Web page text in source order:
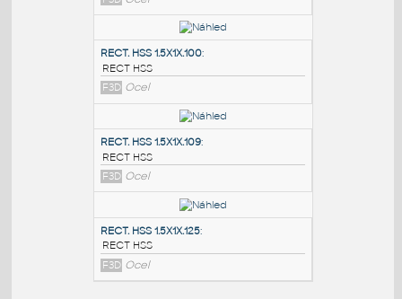
PODOBNÉ BLOKY:
RECT. HSS 2X1X.100:
F3D Ocel
RECT. HSS 1.5X1X.100
RECT HSS
F3D Ocel